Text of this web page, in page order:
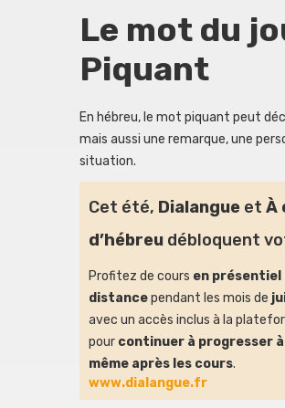
Le mot du
Piquant
En hébreu, le mot piquant peut
mais aussi une remarque, une
situation.
Cet été, Dialangue et À
d’hébreu débloquent
Profitez de cours en présentiel
distancependant les mois de
avec un accès inclus à la
pour continuer à progresser
même après les cours.
www.dialangue.fr